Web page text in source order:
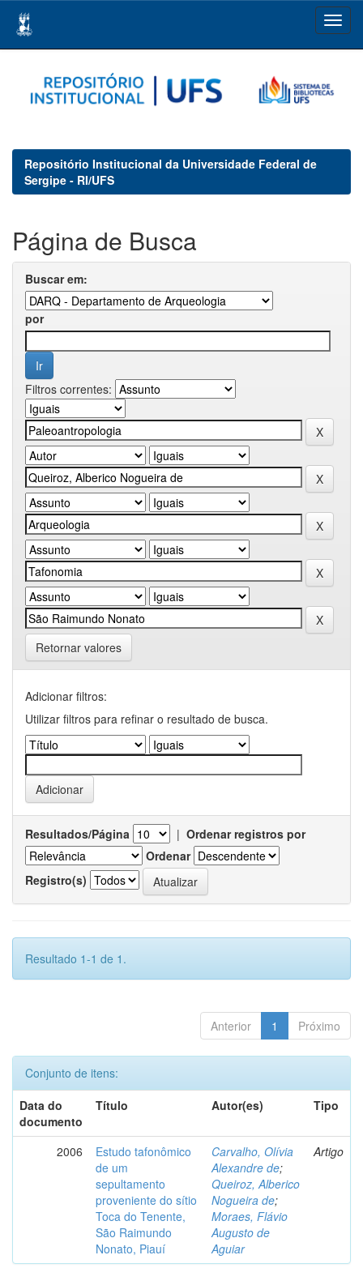
navigation
Repositório Institucional da Universidade Federal de
Sergipe - RI/UFS
Página de Busca
Buscar em:
por
Filtros correntes:
Retornar valores
Adicionar filtros:
Utilizar filtros para refinar o resultado de busca.
Resultados/Página | Ordenar registros por
Ordenar
Registro(s)
Resultado 1-1 de 1.
Anterior 1 Próximo
Conjunto de itens:
Data do
documento
Título Autor(es) Tipo
2006
Estudo tafonômico
de um
sepultamento
proveniente do sítio
Toca do Tenente,
São Raimundo
Nonato, Piauí
Carvalho, Olívia
Alexandre de;
Queiroz, Alberico
Nogueira de;
Moraes, Flávio
Augusto de
Aguiar
Artigo